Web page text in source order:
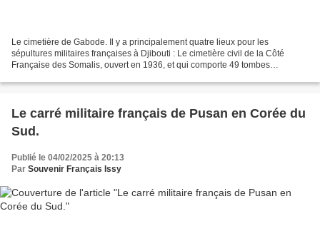
Le cimetière de Gabode. Il y a principalement quatre lieux pour les
sépultures militaires françaises à Djibouti : Le cimetière civil de la Côté
Française des Somalis, ouvert en 1936, et qui comporte 49 tombes
Le carré militaire français de Pusan en Corée du
Sud.
Publié le 04/02/2025 à 20:13
Par Souvenir Français Issy